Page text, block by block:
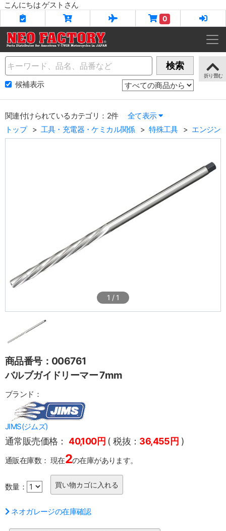
こんにちは ゲストさん
0
Name 検索
候補表示
関連付けられているカテゴリ：2件
全て表示
トップ
工具・充電器・ケミカル関係 特殊工具 エンジン
1 / 1
商品番号：006761
バルブガイドリーマー 7mm
ブランド：
JIMS(ジムズ)
通常販売価格： 40,100円 ( 税抜： 36,455円 )
通販在庫数： 現在2の在庫があります。
数量：
ネオガレージの在庫確認